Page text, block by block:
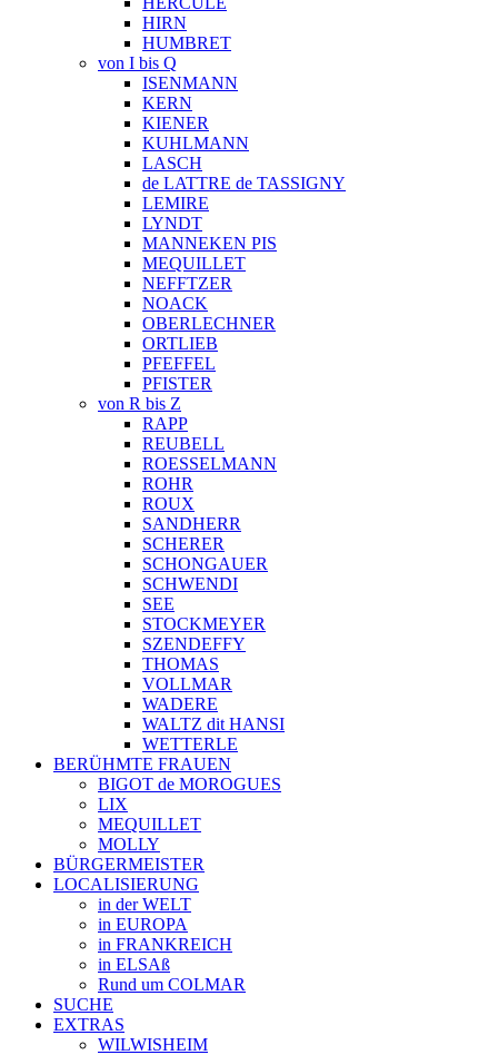
HIRN
HUMBRET
von I bis Q
ISENMANN
KERN
KIENER
KUHLMANN
LASCH
de LATTRE de TASSIGNY
LEMIRE
LYNDT
MANNEKEN PIS
MEQUILLET
NEFFTZER
NOACK
OBERLECHNER
ORTLIEB
PFEFFEL
PFISTER
von R bis Z
RAPP
REUBELL
ROESSELMANN
ROHR
ROUX
SANDHERR
SCHERER
SCHONGAUER
SCHWENDI
SEE
STOCKMEYER
SZENDEFFY
THOMAS
VOLLMAR
WADERE
WALTZ dit HANSI
WETTERLE
BERÜHMTE FRAUEN
BIGOT de MOROGUES
LIX
MEQUILLET
MOLLY
BÜRGERMEISTER
LOCALISIERUNG
in der WELT
in EUROPA
in FRANKREICH
in ELSAß
Rund um COLMAR
SUCHE
EXTRAS
WILWISHEIM